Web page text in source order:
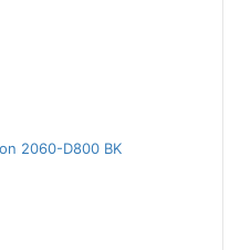
2060-D800 BK